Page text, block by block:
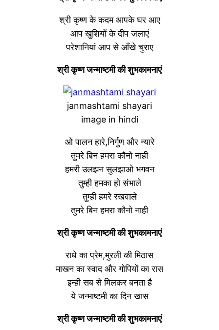
श्री कृष्ण के कदम आपके घर आए
आप खुशियों के दीप जलाएं
परेशानियां आप से आँखे चुराए
श्री कृष्ण जन्माष्टमी की शुभकामनाएं
janmashtami shayari
image in hindi
ओ पालन हारे,निर्गुण और न्यारे
तुमरे बिन हमरा कौनो नाही
हमरी उलझन सुलझाओ भगवन
तुम्ही हमका हो संभाले
तुम्ही हमरे रखवाले
तुमरे बिन हमरा कौनो नाही
श्री कृष्ण जन्माष्टमी की शुभकामनाएं
राधे का प्रेम,मुरली की मिठास
माखन का स्वाद और गोपियों का रास
इन्ही सब से मिलकर बनता है
ये जन्माष्टमी का दिन खास
श्री कृष्ण जन्माष्टमी की शुभकामनाएं